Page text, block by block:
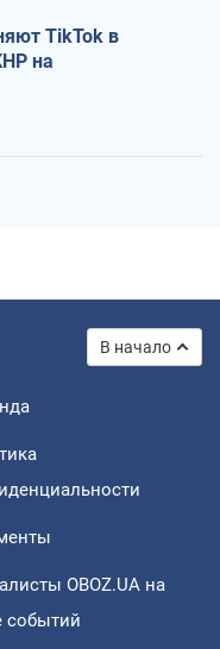
TikTok в
на
В начало
OBOZ.UA на
событий